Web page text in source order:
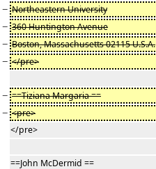
− Northeastern University
− 360 Huntington Avenue
− Boston, Massachusetts 02115 U.S.A.
− </pre>
− ==Tiziana Margaria ==
− <pre>
</pre>
==John McDermid ==